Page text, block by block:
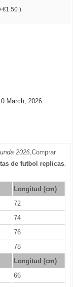
)
March, 2026.
2026,Comprar
de futbol replicas.
Longitud (cm)
72
74
76
78
Longitud (cm)
66